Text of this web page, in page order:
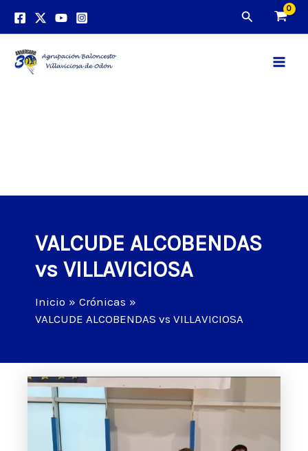
Buscar
VALCUDE ALCOBENDAS
vs VILLAVICIOSA
Inicio
Crónicas
VALCUDE ALCOBENDAS vs VILLAVICIOSA